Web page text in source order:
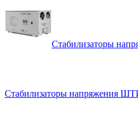
Стабилизаторы
Стабилизаторы напряжения